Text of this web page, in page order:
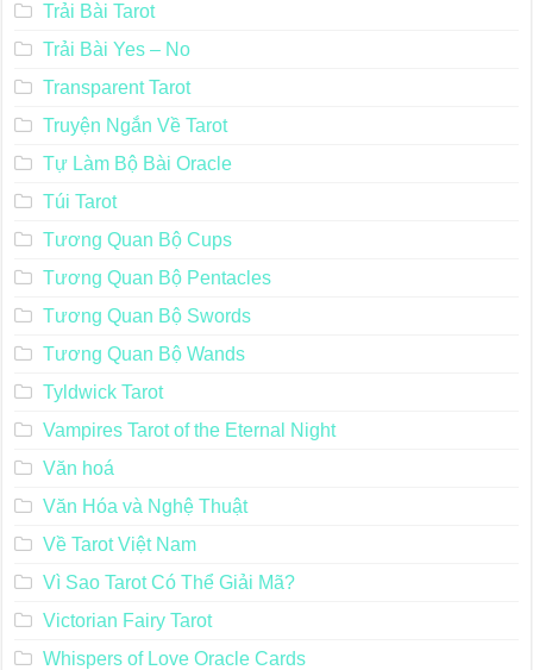
Trải Bài Tarot
Trải Bài Yes – No
Transparent Tarot
Truyện Ngắn Về Tarot
Tự Làm Bộ Bài Oracle
Túi Tarot
Tương Quan Bộ Cups
Tương Quan Bộ Pentacles
Tương Quan Bộ Swords
Tương Quan Bộ Wands
Tyldwick Tarot
Vampires Tarot of the Eternal Night
Văn hoá
Văn Hóa và Nghệ Thuật
Về Tarot Việt Nam
Vì Sao Tarot Có Thể Giải Mã?
Victorian Fairy Tarot
Whispers of Love Oracle Cards